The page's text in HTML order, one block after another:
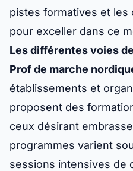
pistes formatives et
pour exceller dans ce
Les différentes voies
Prof de marche
établissements et
proposent des
ceux désirant
programmes varient
sessions intensives de